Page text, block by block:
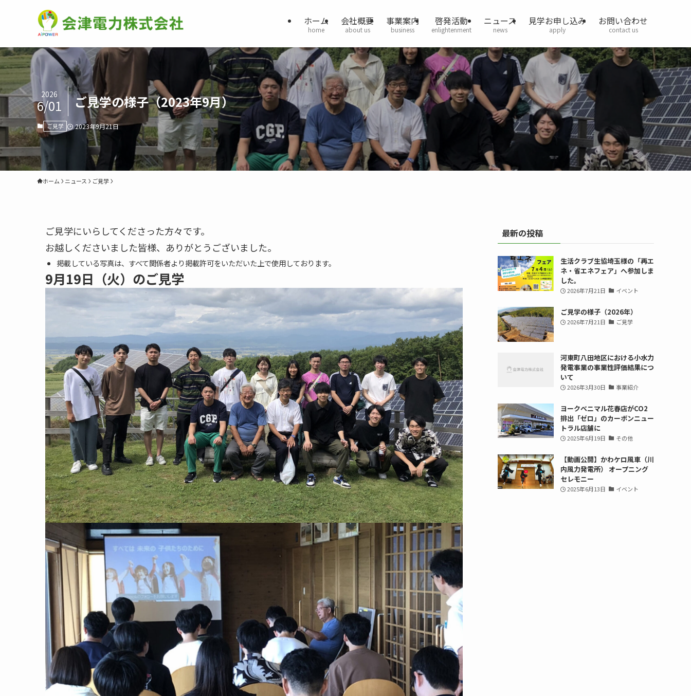
ホーム
home
会社概要
about us
事業案内
business
啓発活動
enlightenment
ニュース
news
見学お申し込み
apply
お問い合わせ
contact us
ご見学の様子（2023年9月）
2026
6/01
ご見学 2023年9月21日
ホーム ニュース ご見学
ご見学にいらしてくださった方々です。
お越しくださいました皆様、ありがとうございました。
掲載している写真は、すべて関係者より掲載許可をいただいた上で使用しております。
9月19日（火）のご見学
最新の投稿
生活クラブ生協埼玉様の「再エ
ネ・省エネフェア」へ参加しま
した。
2026年7月21日 イベント
ご見学の様子（2026年）
2026年7月21日 ご見学
河東町八田地区における小水力
発電事業の事業性評価結果につ
いて
2026年3月30日 事業紹介
ヨークベニマル花春店がCO2
排出「ゼロ」のカーボンニュー
トラル店舗に
2025年6月19日 その他
【動画公開】かわケロ風車（川
内風力発電所） オープニング
セレモニー
2025年6月13日 イベント